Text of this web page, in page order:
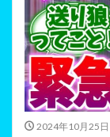
2024年10月25日